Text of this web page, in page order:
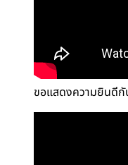
ขอแสดงความยินดี